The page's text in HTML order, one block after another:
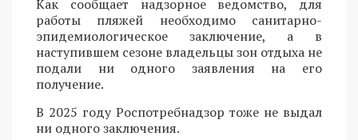
Как сообщает надзорное ведомство, для
работы пляжей необходимо санитарно-
эпидемиологическое заключение, а в
наступившем сезоне владельцы зон отдыха не
подали ни одного заявления на его
получение.
В 2025 году Роспотребнадзор тоже не выдал
ни одного заключения.